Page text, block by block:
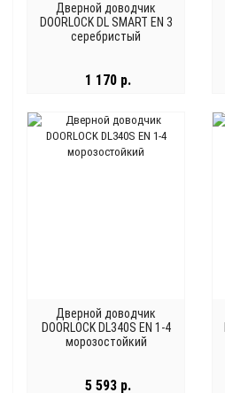
Дверной доводчик
DOORLOCK DL SMART EN 3
серебристый
1 170 р.
Дверной доводчик
DOORLOCK DL340S EN 1-4
морозостойкий
5 593 р.